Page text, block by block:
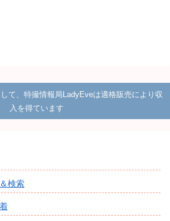
て、特撮情報局LadyEveは適格販売により収
入を得ています
検索